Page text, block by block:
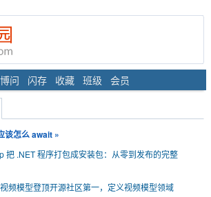
博问 闪存 收藏 班级 会员
该怎么 await »
把 .NET 程序打包成安装包：从零到发布的完整
频模型登顶开源社区第一，定义视频模型领域